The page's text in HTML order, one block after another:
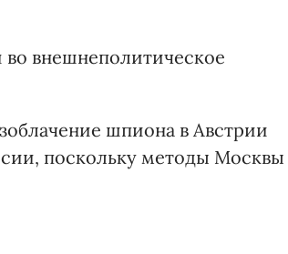
во внешнеполитическое
шпиона в Австрии
поскольку методы Москвы